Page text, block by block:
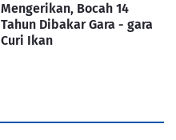
Mengerikan, Bocah 14
Tahun Dibakar Gara - gara
Curi Ikan